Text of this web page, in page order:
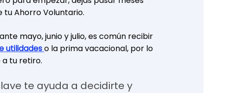
tu Ahorro Voluntario.
mayo, junio y julio, es común recibir
utilidadeso la prima vacacional, por lo
tu retiro.
te ayuda a decidirte y